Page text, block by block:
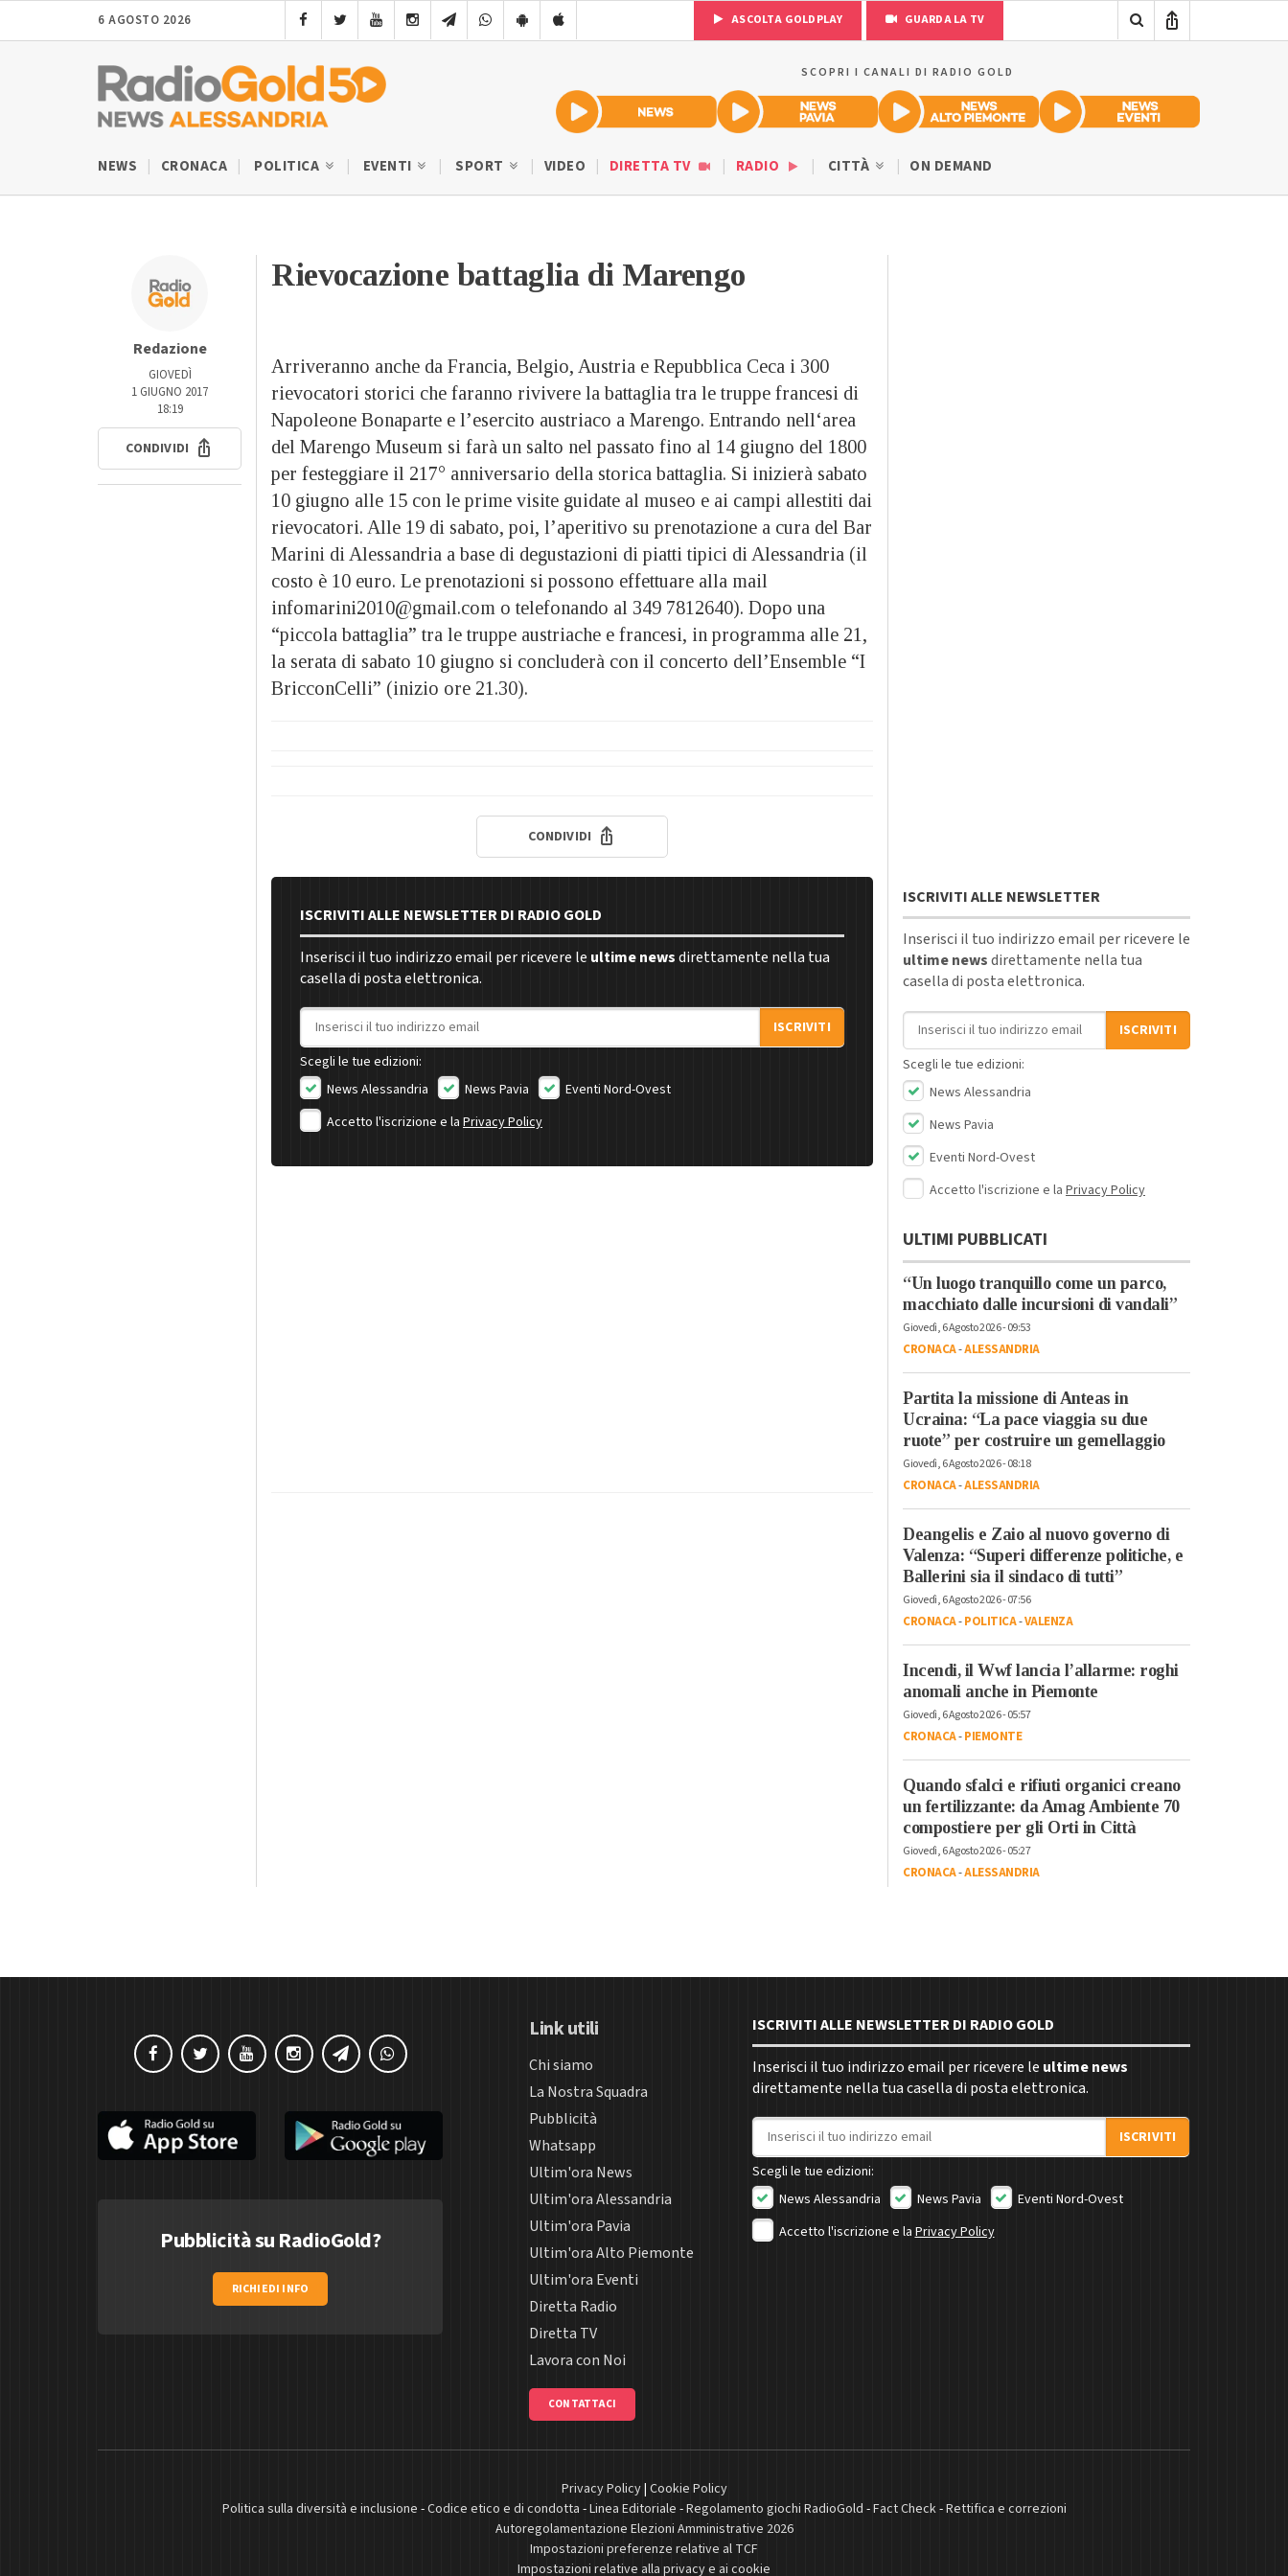
6 AGOSTO 2026 ASCOLTA GOLDPLAY GUARDA LA TV
SCOPRI I CANALI DI RADIO GOLD
NEWS CRONACA POLITICA EVENTI SPORT VIDEO DIRETTA TV RADIO CITTÀ ON DEMAND
Redazione
GIOVEDÌ
1 GIUGNO 2017
18:19
CONDIVIDI
Rievocazione battaglia di Marengo
Arriveranno anche da Francia, Belgio, Austria e Repubblica Ceca i 300
rievocatori storici che faranno rivivere la battaglia tra le truppe francesi di
Napoleone Bonaparte e l’esercito austriaco a Marengo. Entrando nell‘area
del Marengo Museum si farà un salto nel passato fino al 14 giugno del 1800
per festeggiare il 217° anniversario della storica battaglia. Si inizierà sabato
10 giugno alle 15 con le prime visite guidate al museo e ai campi allestiti dai
rievocatori. Alle 19 di sabato, poi, l’aperitivo su prenotazione a cura del Bar
Marini di Alessandria a base di degustazioni di piatti tipici di Alessandria (il
costo è 10 euro. Le prenotazioni si possono effettuare alla mail
infomarini2010@gmail.com o telefonando al 349 7812640). Dopo una
“piccola battaglia” tra le truppe austriache e francesi, in programma alle 21,
la serata di sabato 10 giugno si concluderà con il concerto dell’Ensemble “I
BricconCelli” (inizio ore 21.30).
CONDIVIDI
ISCRIVITI ALLE NEWSLETTER DI RADIO GOLD
Inserisci il tuo indirizzo email per ricevere le ultime newsdirettamente nella tua
casella di posta elettronica.
Indirizzo email
ISCRIVITI
Scegli le tue edizioni:
News Alessandria
News Pavia
Eventi Nord-Ovest
Accetto l'iscrizione e la Privacy Policy
ISCRIVITI ALLE NEWSLETTER
Inserisci il tuo indirizzo email per ricevere le
ultime newsdirettamente nella tua
casella di posta elettronica.
Indirizzo email
ISCRIVITI
Scegli le tue edizioni:
News Alessandria
News Pavia
Eventi Nord-Ovest
Accetto l'iscrizione e la Privacy Policy
ULTIMI PUBBLICATI
“Un luogo tranquillo come un parco,
macchiato dalle incursioni di vandali”
Giovedì, 6 Agosto 2026 - 09:53
CRONACA-ALESSANDRIA
Partita la missione di Anteas in
Ucraina: “La pace viaggia su due
ruote” per costruire un gemellaggio
Giovedì, 6 Agosto 2026 - 08:18
CRONACA-ALESSANDRIA
Deangelis e Zaio al nuovo governo di
Valenza: “Superi differenze politiche, e
Ballerini sia il sindaco di tutti”
Giovedì, 6 Agosto 2026 - 07:56
CRONACA-POLITICA-VALENZA
Incendi, il Wwf lancia l’allarme: roghi
anomali anche in Piemonte
Giovedì, 6 Agosto 2026 - 05:57
CRONACA-PIEMONTE
Quando sfalci e rifiuti organici creano
un fertilizzante: da Amag Ambiente 70
compostiere per gli Orti in Città
Giovedì, 6 Agosto 2026 - 05:27
CRONACA-ALESSANDRIA
Pubblicità su RadioGold?
RICHIEDI INFO
Link utili
Chi siamo
La Nostra Squadra
Pubblicità
Whatsapp
Ultim'ora News
Ultim'ora Alessandria
Ultim'ora Pavia
Ultim'ora Alto Piemonte
Ultim'ora Eventi
Diretta Radio
Diretta TV
Lavora con Noi
CONTATTACI
ISCRIVITI ALLE NEWSLETTER DI RADIO GOLD
Inserisci il tuo indirizzo email per ricevere le ultime news
direttamente nella tua casella di posta elettronica.
Indirizzo email
ISCRIVITI
Scegli le tue edizioni:
News Alessandria
News Pavia
Eventi Nord-Ovest
Accetto l'iscrizione e la Privacy Policy
Privacy Policy| Cookie Policy
Politica sulla diversità e inclusione -Codice etico e di condotta -Linea Editoriale -Regolamento giochi RadioGold -Fact Check-Rettifica e correzioni
Autoregolamentazione Elezioni Amministrative 2026
Impostazioni preferenze relative al TCF
Impostazioni relative alla privacy e ai cookie